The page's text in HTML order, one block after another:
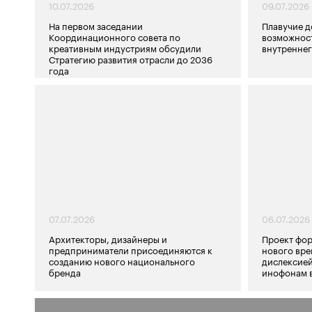
10.07.2026
На первом заседании
Координационного совета по
креативным индустриям обсудили
Стратегию развития отрасли до 2036
года
09.07.2026
Плавучие
07.07.2026
Архитекторы, дизайнеры и
предприниматели присоединяются к
созданию нового национального
бренда
06.07.2026
Проект
нового
инофонам